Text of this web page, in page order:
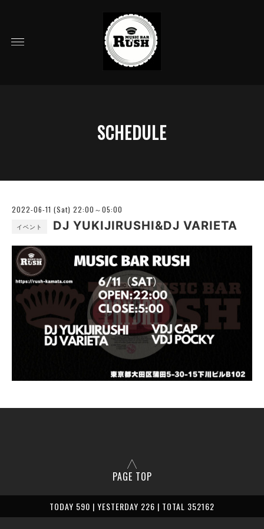
SCHEDULE
2022-06-11 (Sat) 22:00～05:00
イベント DJ YUKIJIRUSHI&DJ VARIETA
PAGE TOP
TODAY 590 | YESTERDAY 226 | TOTAL 352162